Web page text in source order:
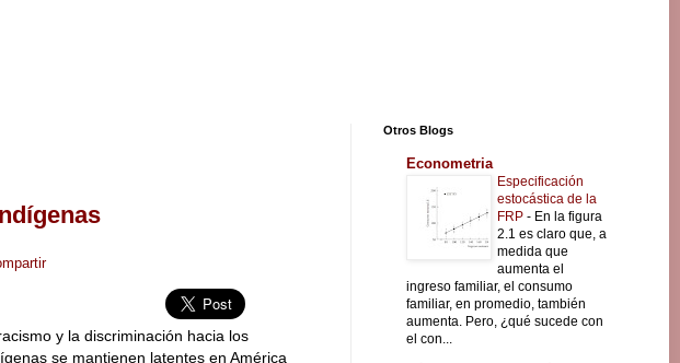
y la discriminación hacia los
se mantienen latentes en América
Otros Blogs
Econometria
Especificación
estocástica de la
FRP - En la figura
2.1 es claro que, a
medida que
aumenta el
ingreso familiar, el consumo
familiar, en promedio, también
aumenta. Pero, ¿qué sucede con
el con...